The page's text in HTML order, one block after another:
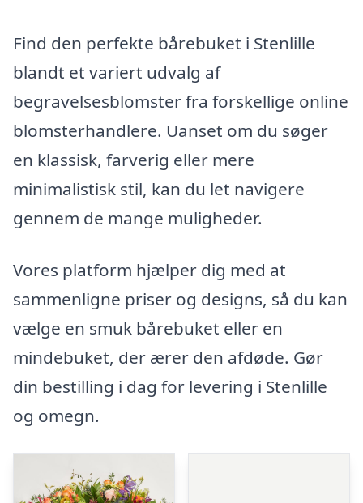
Find den perfekte bårebuket i Stenlille
blandt et variert udvalg af
begravelsesblomster fra forskellige online
blomsterhandlere. Uanset om du søger
en klassisk, farverig eller mere
minimalistisk stil, kan du let navigere
gennem de mange muligheder.
Vores platform hjælper dig med at
sammenligne priser og designs, så du kan
vælge en smuk bårebuket eller en
mindebuket, der ærer den afdøde. Gør
din bestilling i dag for levering i Stenlille
og omegn.